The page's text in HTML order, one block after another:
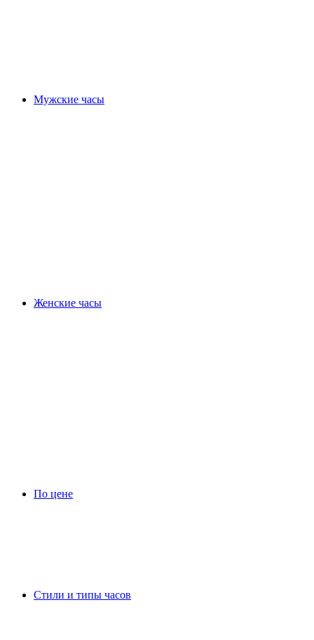
Мужские часы
Женские часы
По цене
Стили и типы часов